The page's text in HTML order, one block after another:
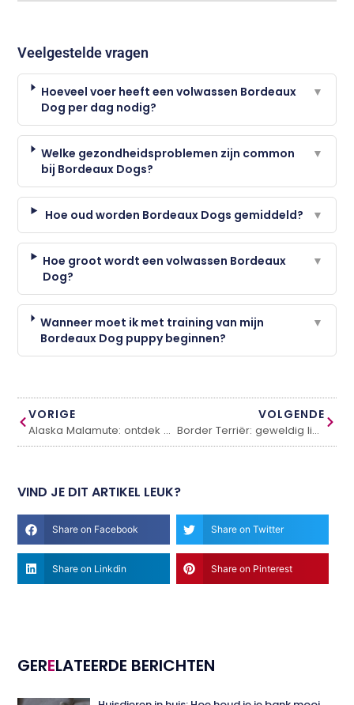
Veelgestelde vragen
Hoeveel voer heeft een volwassen Bordeaux
Dog per dag nodig?
▼
Welke gezondheidsproblemen zijn common
bij Bordeaux Dogs?
▼
Hoe oud worden Bordeaux Dogs gemiddeld? ▼
Hoe groot wordt een volwassen Bordeaux
Dog?
▼
Wanneer moet ik met training van mijn
Bordeaux Dog puppy beginnen?
▼
VORIGE
Alaska Malamute: ontdek deze hond
VOLGENDE
Border Terriër: geweldig lieve honden voor het gezin
VIND JE DIT ARTIKEL LEUK?
Share on Facebook Share on Twitter
Share on Linkdin Share on Pinterest
GERELATEERDE BERICHTEN